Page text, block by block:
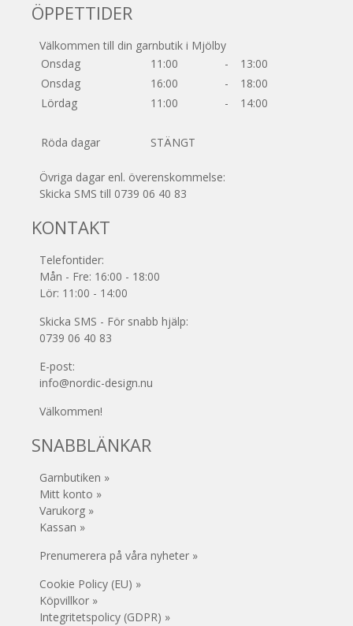
ÖPPETTIDER
Välkommen till din garnbutik i Mjölby
Onsdag
11:00 -
13:00
Onsdag
16:00 -
18:00
Lördag
11:00 - 14:00
Röda dagar STÄNGT
Övriga dagar enl. överenskommelse:
Skicka SMS till 0739 06 40 83
KONTAKT
Telefontider:
Mån - Fre: 16:00 - 18:00
Lör: 11:00 - 14:00
Skicka SMS - För snabb hjälp:
0739 06 40 83
E-post:
info@nordic-design.nu
Välkommen!
SNABBLÄNKAR
Garnbutiken »
Mitt konto »
Varukorg »
Kassan »
Prenumerera på våra nyheter »
Cookie Policy (EU) »
Köpvillkor »
Integritetspolicy (GDPR) »